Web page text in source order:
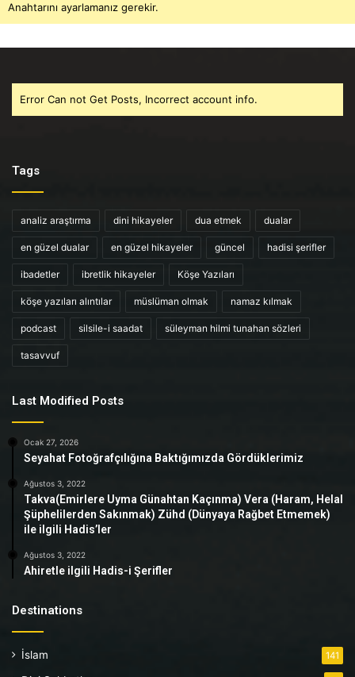
Anahtarını ayarlamanız gerekir.
Error Can not Get Posts, Incorrect account info.
Tags
analiz araştırma dini hikayeler dua etmek dualar
en güzel dualar en güzel hikayeler güncel hadisi şerifler
ibadetler ibretlik hikayeler Köşe Yazıları
köşe yazıları alıntılar müslüman olmak namaz kılmak
podcast silsile-i saadat süleyman hilmi tunahan sözleri
tasavvuf
Last Modified Posts
Ocak 27, 2026
Seyahat Fotoğrafçılığına Baktığımızda Gördüklerimiz
Ağustos 3, 2022
Takva(Emirlere Uyma Günahtan Kaçınma) Vera (Haram, Helal
Şüphelilerden Sakınmak) Zühd (Dünyaya Rağbet Etmemek)
ile ilgili Hadis’ler
Ağustos 3, 2022
Ahiretle ilgili Hadis-i Şerifler
Destinations
İslam 141